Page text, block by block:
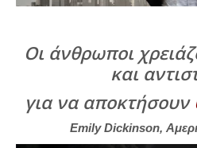
Οι άνθρωποι
και
για να αποκτήσουν
Emily Dickinson,